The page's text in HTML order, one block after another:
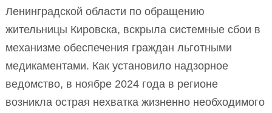
Ленинградской области по обращению
жительницы Кировска, вскрыла системные сбои в
механизме обеспечения граждан льготными
медикаментами. Как установило надзорное
ведомство, в ноябре 2024 года в регионе
возникла острая нехватка жизненно необходимого